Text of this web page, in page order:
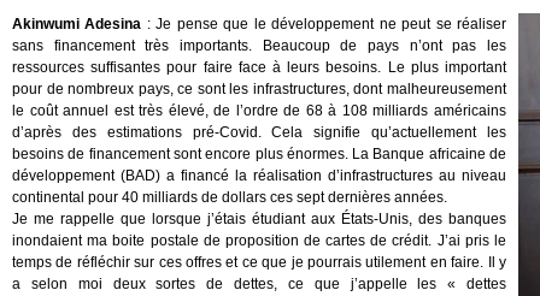
Akinwumi Adesina : Je pense que le développement ne peut se réaliser
sans financement très importants. Beaucoup de pays n’ont pas les
ressources suffisantes pour faire face à leurs besoins. Le plus important
pour de nombreux pays, ce sont les infrastructures, dont malheureusement
le coût annuel est très élevé, de l’ordre de 68 à 108 milliards américains
d’après des estimations pré-Covid. Cela signifie qu’actuellement les
besoins de financement sont encore plus énormes. La Banque africaine de
développement (BAD) a financé la réalisation d’infrastructures au niveau
continental pour 40 milliards de dollars ces sept dernières années.
Je me rappelle que lorsque j’étais étudiant aux États-Unis, des banques
inondaient ma boite postale de proposition de cartes de crédit. J’ai pris le
temps de réfléchir sur ces offres et ce que je pourrais utilement en faire. Il y
a selon moi deux sortes de dettes, ce que j’appelle les « dettes